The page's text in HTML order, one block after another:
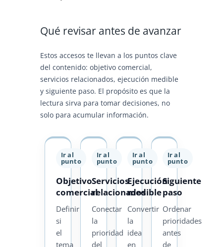
Qué revisar antes de avanzar
Estos accesos te llevan a los puntos clave
del contenido: objetivo comercial,
servicios relacionados, ejecución medible
y siguiente paso. El propósito es que la
lectura sirva para tomar decisiones, no
solo para acumular información.
Ir al
punto
Objetivo
comercial
Definir
si
el
tema
Ir al
punto
Servicios
relacionados
Conectar
la
prioridad
del
Ir al
punto
Ejecución
medible
Convertir
la
idea
en
Ir al
punto
Siguiente
paso
Ordenar
prioridades
antes
de